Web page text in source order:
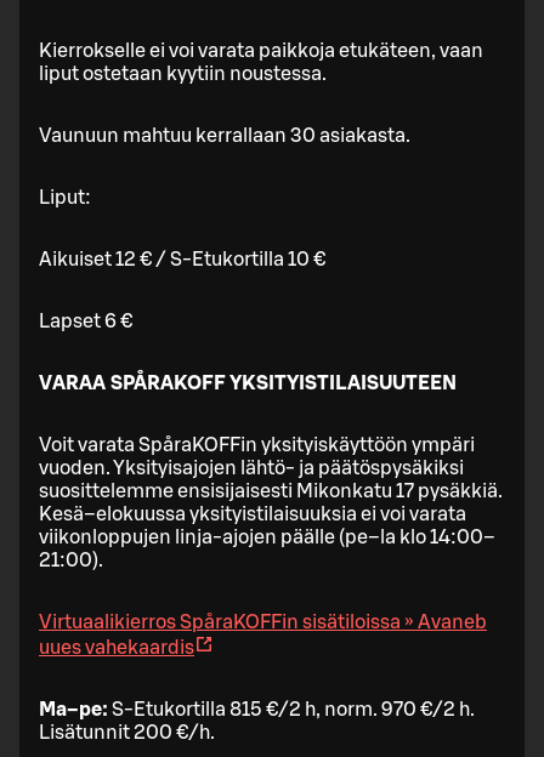
Kierrokselle ei voi varata paikkoja etukäteen, vaan
liput ostetaan kyytiin noustessa.
Vaunuun mahtuu kerrallaan 30 asiakasta.
Liput:
Aikuiset 12 € / S-Etukortilla 10 €
Lapset 6 €
VARAA SPÅRAKOFF YKSITYISTILAISUUTEEN
Voit varata SpåraKOFFin yksityiskäyttöön ympäri
vuoden. Yksityisajojen lähtö- ja päätöspysäkiksi
suosittelemme ensisijaisesti Mikonkatu 17 pysäkkiä.
Kesä–elokuussa yksityistilaisuuksia ei voi varata
viikonloppujen linja-ajojen päälle (pe–la klo 14:00–
21:00).
Virtuaalikierros SpåraKOFFin sisätiloissa » Avaneb
uues vahekaardis
Ma–pe: S-Etukortilla 815 €/2 h, norm. 970 €/2 h.
Lisätunnit 200 €/h.